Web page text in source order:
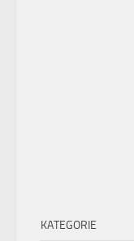
KATEGORIE